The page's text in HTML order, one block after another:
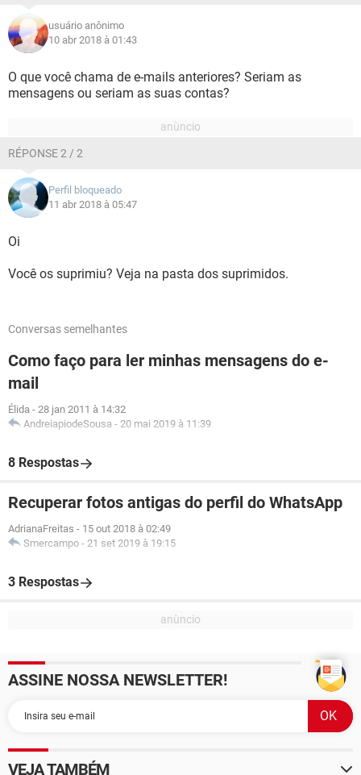
usuário anônimo
10 abr 2018 à 01:43
O que você chama de e-mails anteriores? Seriam as
mensagens ou seriam as suas contas?
RÉPONSE 2 / 2
Perfil bloqueado
11 abr 2018 à 05:47
Oi
Você os suprimiu? Veja na pasta dos suprimidos.
Conversas semelhantes
Como faço para ler minhas mensagens do e-
mail
Élida - 28 jan 2011 à 14:32
AndreiapiodeSousa - 20 mai 2019 à 11:39
8 Respostas
Recuperar fotos antigas do perfil do WhatsApp
AdrianaFreitas - 15 out 2018 à 02:49
Smercampo - 21 set 2019 à 19:15
3 Respostas
ASSINE NOSSA NEWSLETTER!
VEJA TAMBÉM